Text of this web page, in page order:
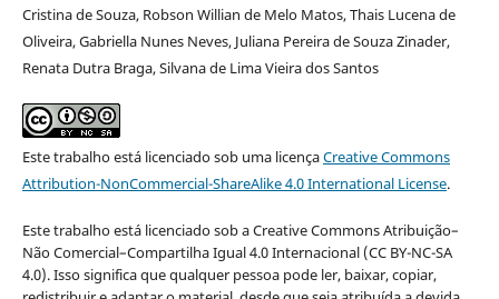
Cristina de Souza, Robson Willian de Melo Matos, Thais Lucena de
Oliveira, Gabriella Nunes Neves, Juliana Pereira de Souza Zinader,
Renata Dutra Braga, Silvana de Lima Vieira dos Santos
Este trabalho está licenciado sob uma licençaCreative Commons
Attribution-NonCommercial-ShareAlike 4.0 International License.
Este trabalho está licenciado sob a Creative Commons Atribuição–
Não Comercial–Compartilha Igual 4.0 Internacional (CC BY-NC-SA
4.0). Isso significa que qualquer pessoa pode ler, baixar, copiar,